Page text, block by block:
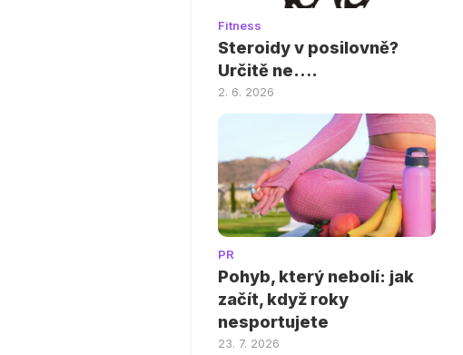
Fitness
Steroidy v posilovně?
Určitě ne….
2. 6. 2026
PR
Pohyb, který nebolí: jak
začít, když roky
nesportujete
23. 7. 2026